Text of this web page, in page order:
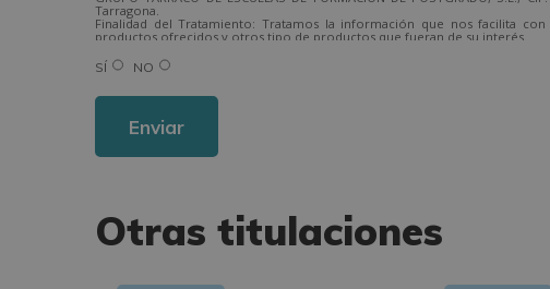
Tarragona.
Finalidad del Tratamiento: Tratamos la información que nos facilita
productos ofrecidos y otros tipo de productos que fueran de su interés.
Derechos: Puede ejercitar sus derechos identificándose suficientemente,
Para más información consulte nuestra Política de Privacidad.
SÍ NO
Otras titulaciones